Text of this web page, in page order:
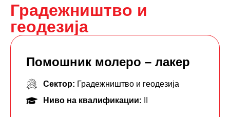
Градежништво и
геодезија
Помошник молеро – лакер
Сектор: Градежништво и геодезија
Ниво на квалификации: